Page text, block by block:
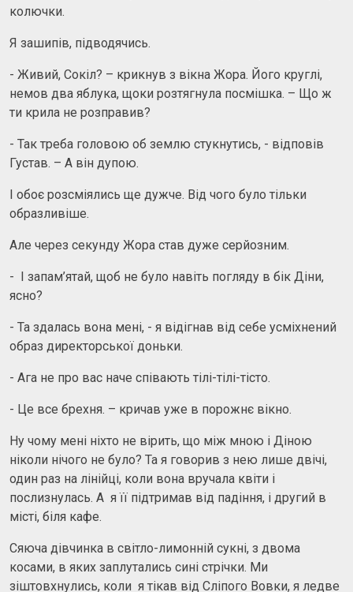
колючки.
Я зашипів, підводячись.
- Живий, Сокіл? – крикнув з вікна Жора. Його круглі,
немов два яблука, щоки розтягнула посмішка. – Що ж
ти крила не розправив?
- Так треба головою об землю стукнутись, - відповів
Густав. – А він дупою.
І обоє розсміялись ще дужче. Від чого було тільки
образливіше.
Але через секунду Жора став дуже серйозним.
- І запам’ятай, щоб не було навіть погляду в бік Діни,
ясно?
- Та здалась вона мені, - я відігнав від себе усміхнений
образ директорської доньки.
- Ага не про вас наче співають тілі-тілі-тісто.
- Це все брехня. – кричав уже в порожнє вікно.
Ну чому мені ніхто не вірить, що між мною і Діною
ніколи нічого не було? Та я говорив з нею лише двічі,
один раз на лінійці, коли вона вручала квіти і
послизнулась. А я її підтримав від падіння, і другий в
місті, біля кафе.
Сяюча дівчинка в світло-лимонній сукні, з двома
косами, в яких заплутались сині стрічки. Ми
зіштовхнулись, коли я тікав від Сліпого Вовки, я ледве